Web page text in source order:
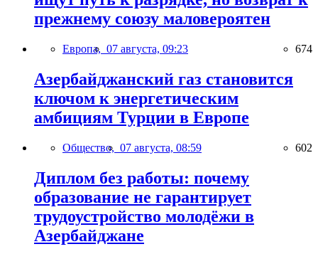
прежнему союзу маловероятен
Европа, 07 августа, 09:23 674
Азербайджанский газ становится
ключом к энергетическим
амбициям Турции в Европе
Общество, 07 августа, 08:59 602
Диплом без работы: почему
образование не гарантирует
трудоустройство молодёжи в
Азербайджане